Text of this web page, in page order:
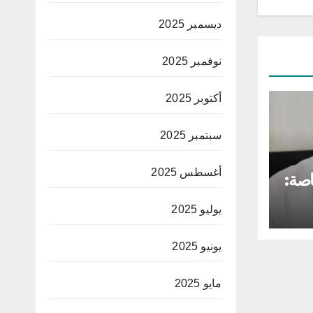
ديسمبر 2025
نوفمبر 2025
أكتوبر 2025
سبتمبر 2025
أغسطس 2025
يوليو 2025
يونيو 2025
مايو 2025